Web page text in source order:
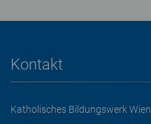
Kontakt
Katholisches Bildungswerk Wien